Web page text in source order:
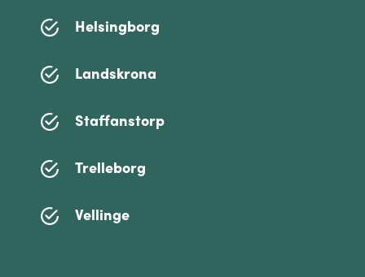
Helsingborg
Landskrona
Staffanstorp
Trelleborg
Vellinge